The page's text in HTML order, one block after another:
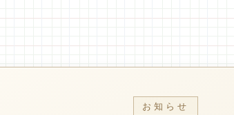
お知らせ